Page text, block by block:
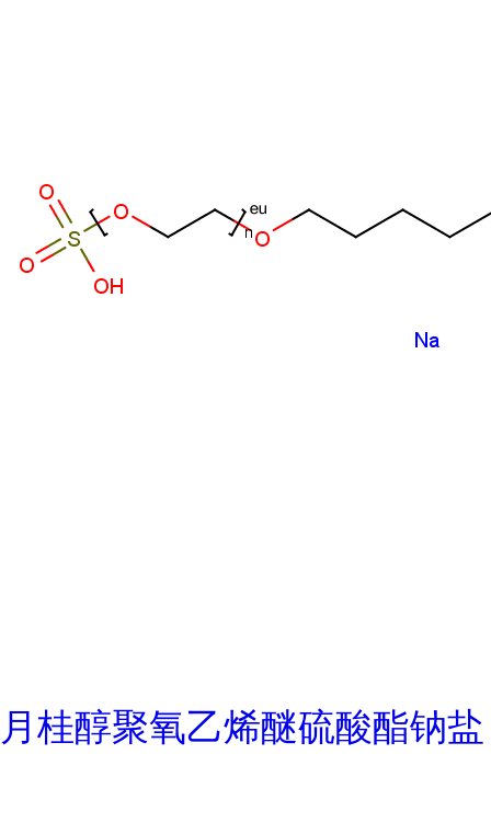
月桂醇聚氧乙烯醚硫酸酯钠盐